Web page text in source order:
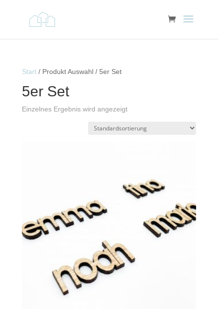
Start/ Produkt Auswahl / 5er Set
5er Set
Einzelnes Ergebnis wird angezeigt